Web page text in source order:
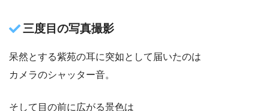
三度目の写真撮影
呆然とする紫苑の耳に突如として届いたのは
カメラのシャッター音。
そして目の前に広がる景色は